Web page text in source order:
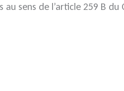
sens de l’article 259 B du